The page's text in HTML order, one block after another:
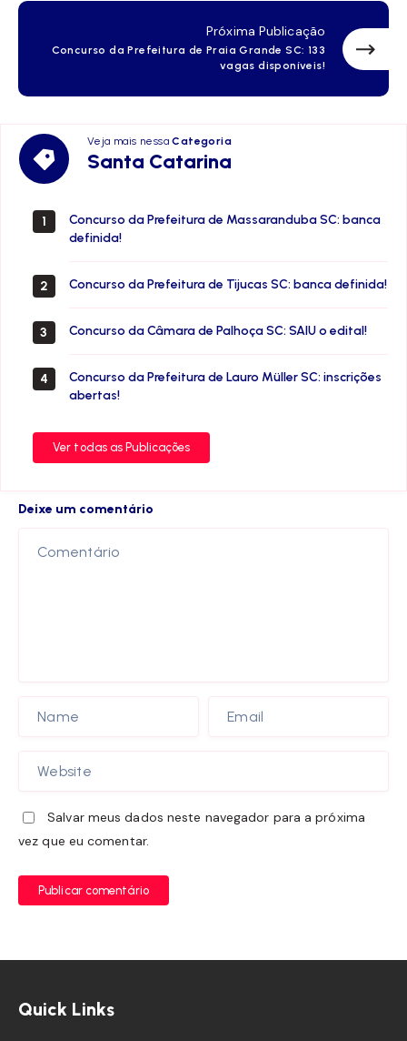
Próxima Publicação
Concurso da Prefeitura de Praia Grande SC: 133
vagas disponíveis!
Veja mais nessaCategoria
Santa Catarina
Santa
Catarina
1
Concurso da Prefeitura de Massaranduba SC: banca
definida!
2 Concurso da Prefeitura de Tijucas SC: banca definida!
3 Concurso da Câmara de Palhoça SC: SAIU o edital!
4
Concurso da Prefeitura de Lauro Müller SC: inscrições
abertas!
Ver todas as Publicações
Deixe um comentário
Salvar meus dados neste navegador para a próxima
vez que eu comentar.
Publicar comentário
Quick Links